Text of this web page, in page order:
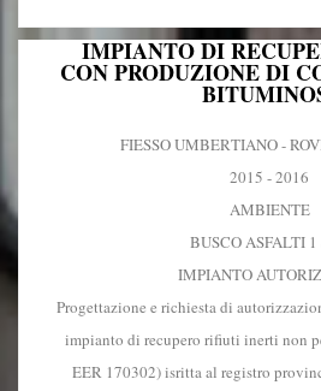
IMPIANTO DI
CON PRODUZIONE DI
FIESSO UMBERTIANO -
2015 - 2016
AMBIENTE
BUSCO ASFALTI 1
IMPIANTO
Progettazione e richiesta di
impianto di recupero rifiuti inerti non
EER 170302) isritta al registro